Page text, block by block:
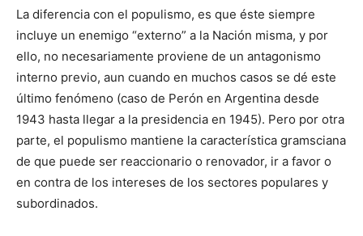
La diferencia con el populismo, es que éste siempre
incluye un enemigo “externo” a la Nación misma, y por
ello, no necesariamente proviene de un antagonismo
interno previo, aun cuando en muchos casos se dé este
último fenómeno (caso de Perón en Argentina desde
1943 hasta llegar a la presidencia en 1945). Pero por otra
parte, el populismo mantiene la característica gramsciana
de que puede ser reaccionario o renovador, ir a favor o
en contra de los intereses de los sectores populares y
subordinados.